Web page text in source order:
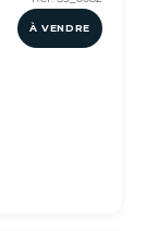
À VENDRE